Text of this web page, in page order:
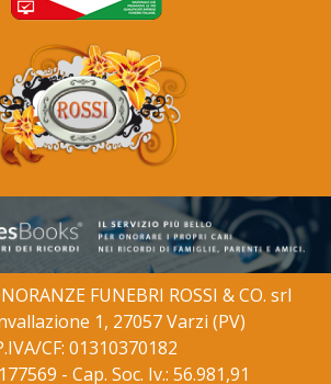
FUNEBRI ROSSI & CO. srl
1, 27057 Varzi (PV)
CF: 01310370182
- Cap. Soc. Iv.: 56.981,91